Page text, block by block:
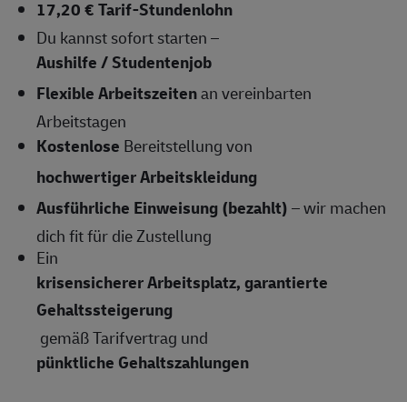
17,20 € Tarif-Stundenlohn
Du kannst sofort starten –
Aushilfe / Studentenjob
Flexible Arbeitszeitenan vereinbarten
Arbeitstagen
Kostenlose Bereitstellung von
hochwertiger Arbeitskleidung
Ausführliche Einweisung (bezahlt)– wir machen
dich fit für die Zustellung
Ein
krisensicherer Arbeitsplatz, garantierte
Gehaltssteigerung
gemäß Tarifvertrag und
pünktliche Gehaltszahlungen